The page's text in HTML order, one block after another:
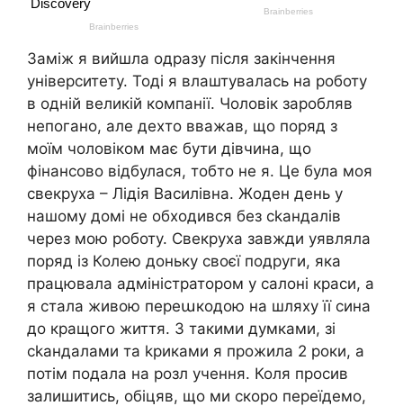
Заміж я вийшла одразу після закінчення
університету. Тоді я влаштувалась на роботу
в одній великій компанії. Чоловік заробляв
непогано, але дехто вважав, що поряд з
моїм чоловіком має бути дівчина, що
фінансово відбулася, тобто не я. Це була моя
свекруха – Лідія Василівна. Жоден день у
нашому домі не обходився без ckaндалів
через мою роботу. Свекруха завжди уявляла
поряд із Колею доньку своєї подруги, яка
працювала адміністратором у салоні краси, а
я стала живою переաкодою на шляху її сина
до кращого життя. З такими думками, зі
ckaндалами та kpиками я прожила 2 роки, а
потім подала на розл учення. Коля просив
залишитись, обіцяв, що ми скоро переїдемо,